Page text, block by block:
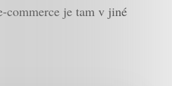
commerce je tam v jiné